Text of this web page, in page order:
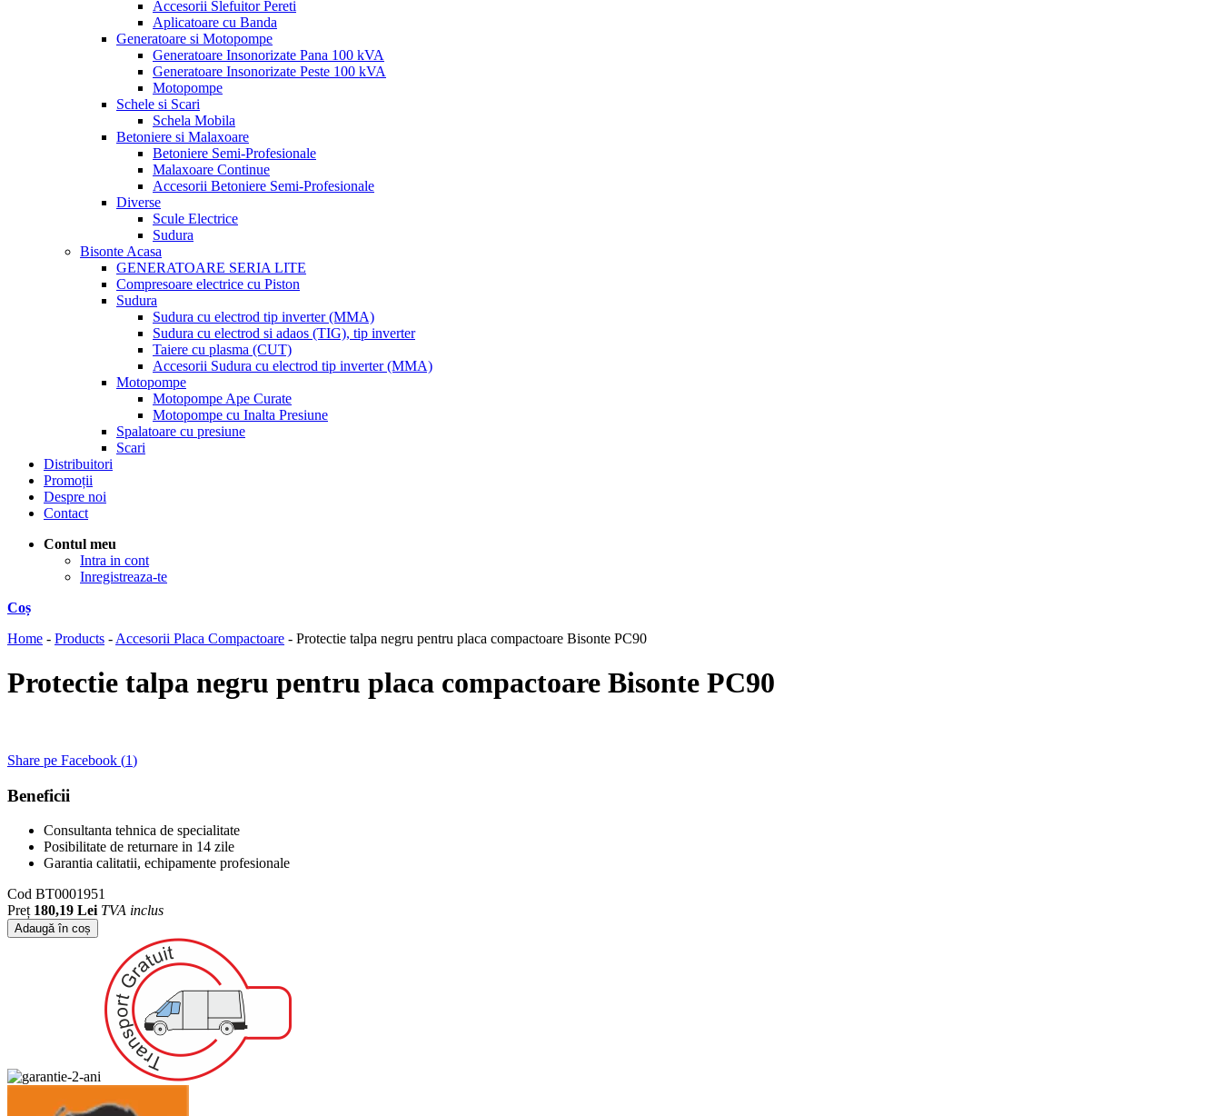
Accesorii Slefuitor Pereti
Aplicatoare cu Banda
Generatoare si Motopompe
Generatoare Insonorizate Pana 100 kVA
Generatoare Insonorizate Peste 100 kVA
Motopompe
Schele si Scari
Schela Mobila
Betoniere si Malaxoare
Betoniere Semi-Profesionale
Malaxoare Continue
Accesorii Betoniere Semi-Profesionale
Diverse
Scule Electrice
Sudura
Bisonte Acasa
GENERATOARE SERIA LITE
Compresoare electrice cu Piston
Sudura
Sudura cu electrod tip inverter (MMA)
Sudura cu electrod si adaos (TIG), tip inverter
Taiere cu plasma (CUT)
Accesorii Sudura cu electrod tip inverter (MMA)
Motopompe
Motopompe Ape Curate
Motopompe cu Inalta Presiune
Spalatoare cu presiune
Scari
Distribuitori
Promoții
Despre noi
Contact
Contul meu
Intra in cont
Inregistreaza-te
Coș
Home - Products - Accesorii Placa Compactoare - Protectie talpa negru pentru placa compactoare Bisonte PC90
Protectie talpa negru pentru placa compactoare Bisonte PC90
Share pe Facebook (1)
Beneficii
Consultanta tehnica de specialitate
Posibilitate de returnare in 14 zile
Garantia calitatii, echipamente profesionale
Cod BT0001951
Preț 180,19 Lei TVA inclus
Adaugă în coș